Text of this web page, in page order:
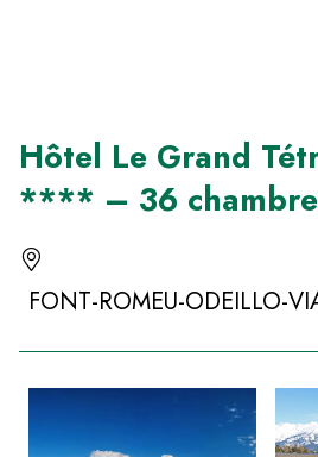
Hôtel Le Grand
**** – 36
FONT-ROMEU-ODEILLO-